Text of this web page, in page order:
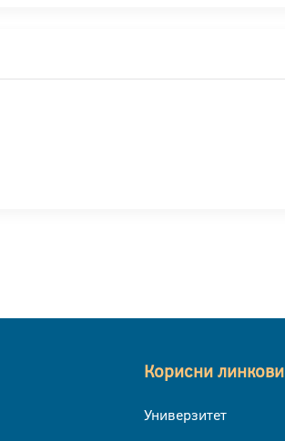
Корисни линкови
Универзитет